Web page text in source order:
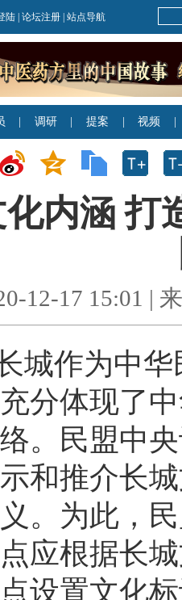
内涵 打
12-17 15:01 |
城作为中
分体现了
。民盟中
和推介长
。为此，
应根据长
设置文化